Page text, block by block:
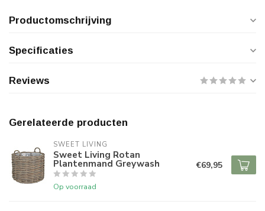
Productomschrijving
Specificaties
Reviews
Gerelateerde producten
SWEET LIVING
Sweet Living Rotan
Plantenmand Greywash
Op voorraad
€69,95